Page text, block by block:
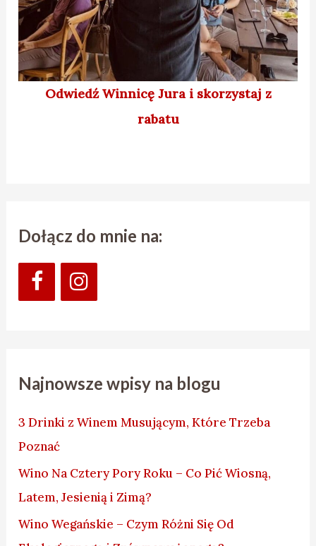
Odwiedź Winnicę Jura i skorzystaj z
rabatu
Dołącz do mnie na:
Najnowsze wpisy na blogu
3 Drinki z Winem Musującym, Które Trzeba
Poznać
Wino Na Cztery Pory Roku – Co Pić Wiosną,
Latem, Jesienią i Zimą?
Wino Wegańskie – Czym Różni Się Od